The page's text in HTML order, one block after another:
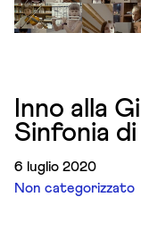
Inno alla
Sinfonia
6 luglio 2020
Non categorizzato